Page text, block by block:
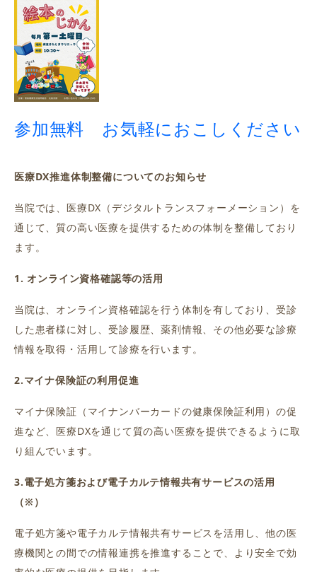
参加無料 お気軽におこしください
医療DX推進体制整備についてのお知らせ
当院では、医療DX（デジタルトランスフォーメーション）を
通じて、質の高い医療を提供するための体制を整備しており
ます。
1. オンライン資格確認等の活用
当院は、オンライン資格確認を行う体制を有しており、受診
した患者様に対し、受診履歴、薬剤情報、その他必要な診療
情報を取得・活用して診療を行います。
2.マイナ保険証の利用促進
マイナ保険証（マイナンバーカードの健康保険証利用）の促
進など、医療DXを通じて質の高い医療を提供できるように取
り組んでいます。
3.電子処方箋および電子カルテ情報共有サービスの活用
（※）
電子処方箋や電子カルテ情報共有サービスを活用し、他の医
療機関との間での情報連携を推進することで、より安全で効